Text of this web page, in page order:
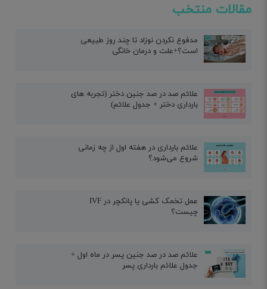
مقالات منتخب
مدفوع نکردن نوزاد تا چند روز طبیعی
است؟+علت و درمان خانگی
علائم صد در صد جنین دختر (تجربه های
بارداری دختر + جدول علائم)
علائم بارداری در هفته اول از چه زمانی
شروع می‌شود؟
عمل تخمک کشی یا پانکچر در IVF
چیست؟
علائم صد در صد جنین پسر در ماه اول +
جدول علائم بارداری پسر